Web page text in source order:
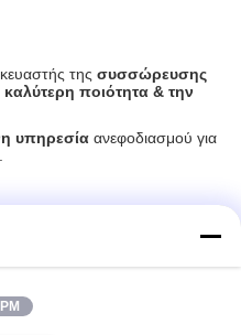
της συσσώρευσης
καλύτερη ποιότητα & την
υπηρεσία ανεφοδιασμού για
χάλυβα
τριβής φραγμός
τιμή για